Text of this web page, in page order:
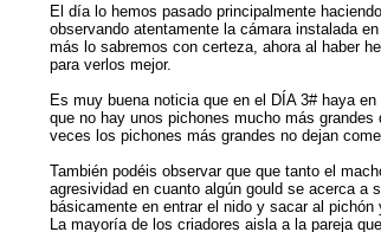
El día lo hemos pasado principalmente
observando atentamente la cámara instalada
más lo sabremos con certeza, ahora al haber
para verlos mejor.
Es muy buena noticia que en el DÍA 3# haya
que no hay unos pichones mucho más
veces los pichones más grandes no dejan
También podéis observar que que tanto el
agresividad en cuanto algún gould se acerca
básicamente en entrar el nido y sacar al pichón
La mayoría de los criadores aisla a la pareja